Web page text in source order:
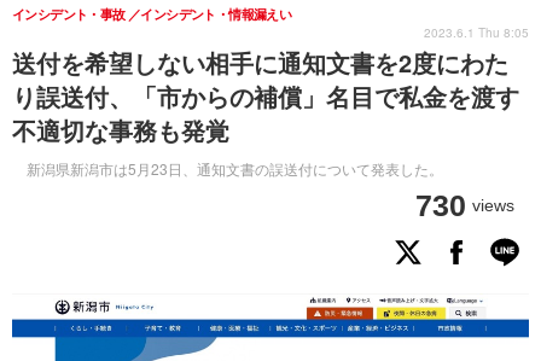
送付を希望しない相手に通知文書を2度にわた
り誤送付、「市からの補償」名目で私金を渡す
不適切な事務も発覚
新潟県新潟市は5月23日、通知文書の誤送付について発表した。
インシデント・事故 インシデント・情報漏えい
730 views
2023.6.1 Thu 8:05